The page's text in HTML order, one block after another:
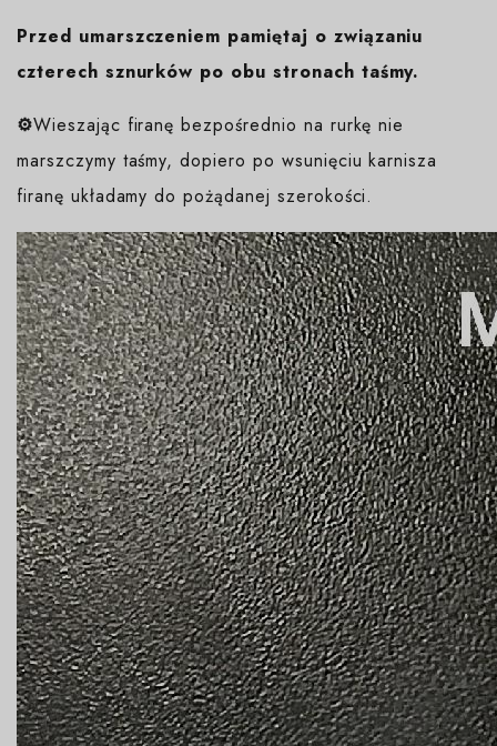
Przed umarszczeniem pamiętaj o związaniu
czterech sznurków po obu stronach taśmy.
⚙️Wieszając firanę bezpośrednio na rurkę nie
marszczymy taśmy, dopiero po wsunięciu karnisza
firanę układamy do pożądanej szerokości.